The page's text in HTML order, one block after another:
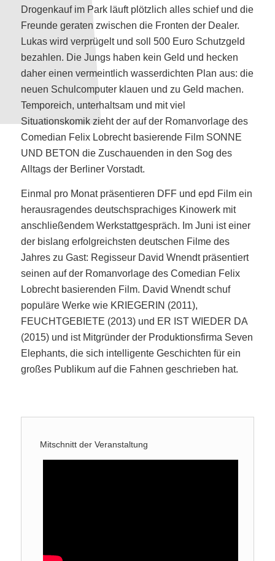
Drogenkauf im Park läuft plötzlich alles schief und die
Freunde geraten zwischen die Fronten der Dealer.
Lukas wird verprügelt und soll 500 Euro Schutzgeld
bezahlen. Die Jungs haben kein Geld und hecken
daher einen vermeintlich wasserdichten Plan aus: die
neuen Schulcomputer klauen und zu Geld machen.
Temporeich, unterhaltsam und mit viel
Situationskomik zieht der auf der Romanvorlage des
Comedian Felix Lobrecht basierende Film SONNE
UND BETON die Zuschauenden in den Sog des
Alltags der Berliner Vorstadt.
Einmal pro Monat präsentieren DFF und epd Film ein
herausragendes deutschsprachiges Kinowerk mit
anschließendem Werkstattgespräch. Im Juni ist einer
der bislang erfolgreichsten deutschen Filme des
Jahres zu Gast: Regisseur David Wnendt präsentiert
seinen auf der Romanvorlage des Comedian Felix
Lobrecht basierenden Film. David Wnendt schuf
populäre Werke wie KRIEGERIN (2011),
FEUCHTGEBIETE (2013) und ER IST WIEDER DA
(2015) und ist Mitgründer der Produktionsfirma Seven
Elephants, die sich intelligente Geschichten für ein
großes Publikum auf die Fahnen geschrieben hat.
Mitschnitt der Veranstaltung